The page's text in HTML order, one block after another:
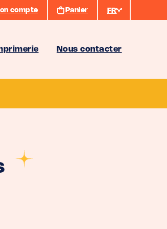
compte Panier FR
Nous contacter